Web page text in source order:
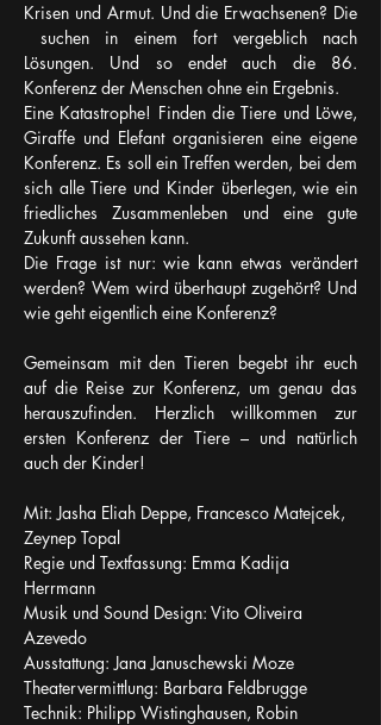
Krisen und Armut. Und die Erwachsenen? Die
suchen in einem fort vergeblich nach
Lösungen. Und so endet auch die 86.
Konferenz der Menschen ohne ein Ergebnis.
Eine Katastrophe! Finden die Tiere und Löwe,
Giraffe und Elefant organisieren eine eigene
Konferenz. Es soll ein Treffen werden, bei dem
sich alle Tiere und Kinder überlegen, wie ein
friedliches Zusammenleben und eine gute
Zukunft aussehen kann.
Die Frage ist nur: wie kann etwas verändert
werden? Wem wird überhaupt zugehört? Und
wie geht eigentlich eine Konferenz?
Gemeinsam mit den Tieren begebt ihr euch
auf die Reise zur Konferenz, um genau das
herauszufinden. Herzlich willkommen zur
ersten Konferenz der Tiere – und natürlich
auch der Kinder!
Mit: Jasha Eliah Deppe, Francesco Matejcek,
Zeynep Topal
Regie und Textfassung: Emma Kadija
Herrmann
Musik und Sound Design: Vito Oliveira
Azevedo
Ausstattung: Jana Januschewski Moze
Theatervermittlung: Barbara Feldbrugge
Technik: Philipp Wistinghausen, Robin